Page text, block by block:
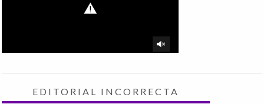
EDITORIAL INCORRECTA